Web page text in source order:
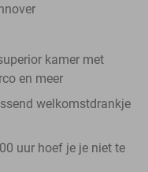
kamer met
en meer
welkomstdrankje
uur hoef je je niet te